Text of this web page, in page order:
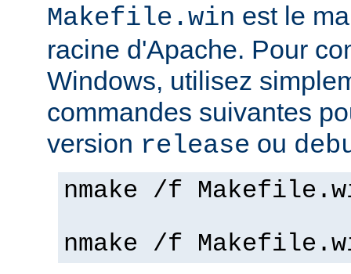
Makefile.win est le
racine d'Apache. Pour
Windows, utilisez
commandes suivantes
version release ou
nmake /f
nmake /f